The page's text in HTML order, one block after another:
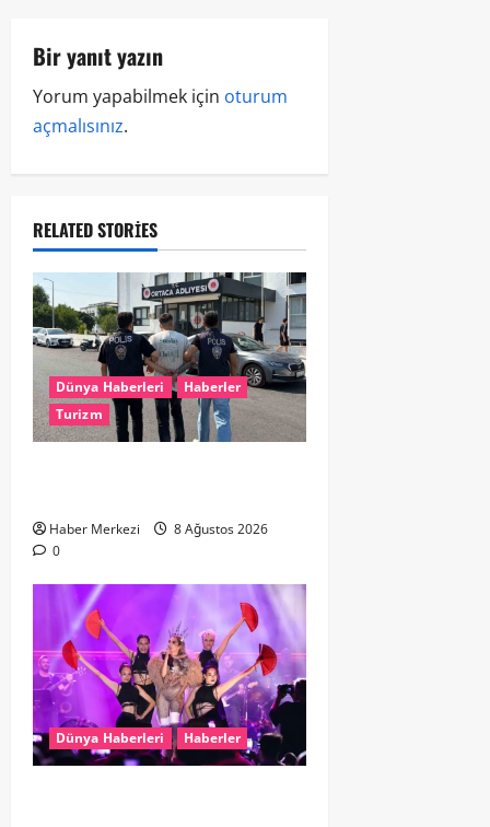
Bir yanıt yazın
Yorum yapabilmek için oturum
açmalısınız.
RELATED STORIES
Dünya Haberleri
Haberler
Turizm
Haber Merkezi
8 Ağustos 2026
0
Dünya Haberleri Haberler